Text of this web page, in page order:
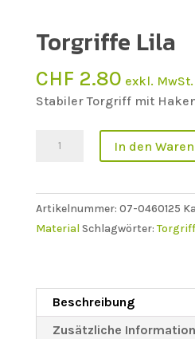
Torgriffe Lila
CHF 2.80 exkl. MwSt.
Stabiler Torgriff mit
Torgriffe
In den
Artikelnummer: 07-0460125
Material Schlagwörter:Torgriff
Beschreibung
Zusätzliche